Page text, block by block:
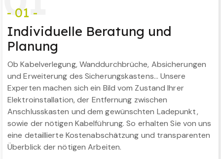
- 01 -
Individuelle Beratung und
Planung
Ob Kabelverlegung, Wanddurchbrüche, Absicherungen
und Erweiterung des Sicherungskastens… Unsere
Experten machen sich ein Bild vom Zustand Ihrer
Elektroinstallation, der Entfernung zwischen
Anschlusskasten und dem gewünschten Ladepunkt,
sowie der nötigen Kabelführung. So erhalten Sie von uns
eine detaillierte Kostenabschätzung und transparenten
Überblick der nötigen Arbeiten.